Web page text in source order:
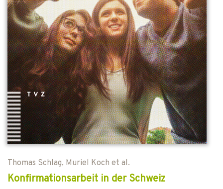
Thomas Schlag, Muriel Koch et al.
Konfirmationsarbeit in der Schweiz